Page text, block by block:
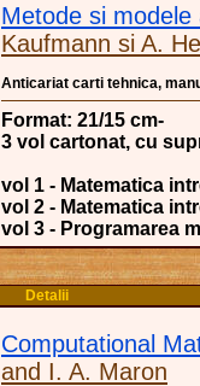
Metode si
Kaufmann si A.
Anticariat carti tehnica,
Format: 21/15 cm-
3 vol cartonat, cu
vol 1 - Matematica
vol 2 - Matematica
vol 3 - Programarea
Detalii
Computational
and I. A. Maron